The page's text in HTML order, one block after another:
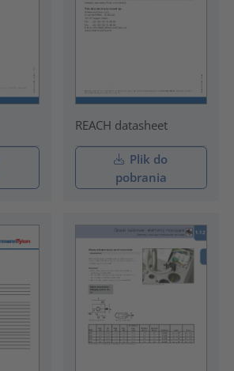
REACH datasheet
Plik do
pobrania